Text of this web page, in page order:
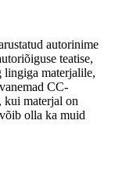
autorinime
teatise,
lingiga materjalile,
CC-
kui materjal on
olla ka muid